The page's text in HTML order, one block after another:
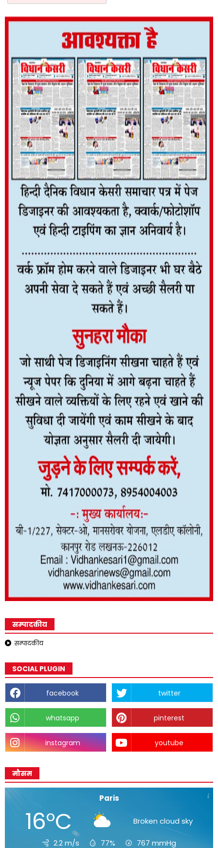
सम्पादकीय
सम्पादकीय
SOCIAL PLUGIN
facebook twitter
whatsapp pinterest
instagram youtube
मौसम
Paris
16°C Broken cloud sky
2.2 m/s 77% 767mmHg